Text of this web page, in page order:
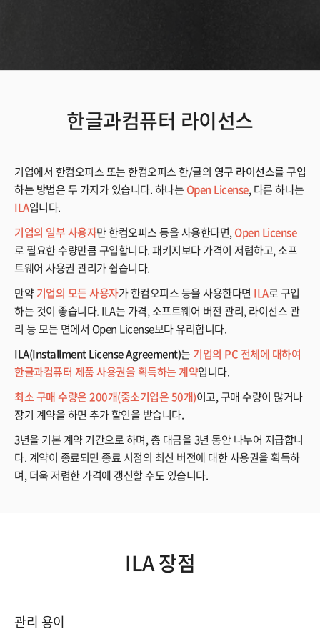
한글과컴퓨터 라이선스
기업에서 한컴오피스 또는 한컴오피스 한/글의 영구 라이선스를 구입
하는 방법은 두 가지가 있습니다. 하나는 Open License, 다른 하나는
ILA입니다.
기업의 일부 사용자만 한컴오피스 등을 사용한다면,Open License
로 필요한 수량만큼 구입합니다. 패키지보다 가격이 저렴하고, 소프
트웨어 사용권 관리가 쉽습니다.
만약기업의 모든 사용자가 한컴오피스 등을 사용한다면 ILA로 구입
하는 것이 좋습니다. ILA는 가격, 소프트웨어 버전 관리, 라이선스 관
리 등 모든 면에서 Open License보다 유리합니다.
ILA(Installment License Agreement)는 기업의 PC 전체에 대하여
한글과컴퓨터 제품 사용권을 획득하는 계약입니다.
최소 구매 수량은 200개(중소기업은 50개)이고, 구매 수량이 많거나
장기 계약을 하면 추가 할인을 받습니다.
3년을 기본 계약 기간으로 하며, 총 대금을 3년 동안 나누어 지급합니
다. 계약이 종료되면 종료 시점의 최신 버전에 대한 사용권을 획득하
며, 더욱 저렴한 가격에 갱신할 수도 있습니다.
ILA 장점
관리 용이